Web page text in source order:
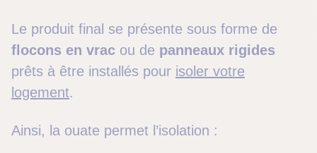
Le produit final se présente sous forme de
flocons en vrac ou de panneaux rigides
prêts à être installés pour isoler votre
logement.
Ainsi, la ouate permet l’isolation :